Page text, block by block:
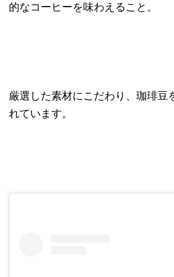
的なコーヒーを味わえること。
厳選した素材にこだわり、珈琲豆
れています。